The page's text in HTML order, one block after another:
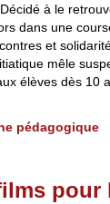
à le
dans une
et
mêle
élèves dès 10
pédagogique
pour